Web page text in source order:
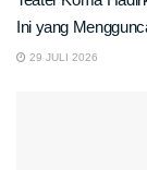
Ini yang
29 JULI 2026